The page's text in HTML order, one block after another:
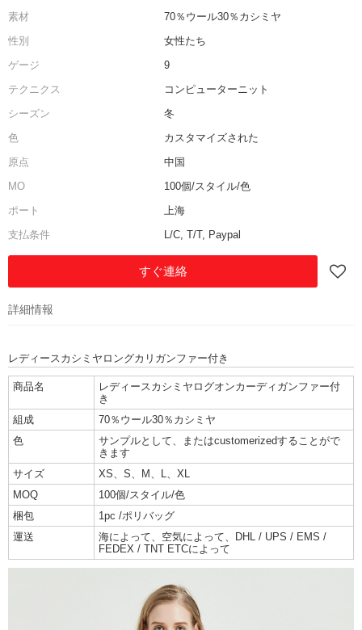
素材
70％ウール30％カシミヤ
性別
女性たち
ゲージ
9
テクニクス
コンピューターニット
シーズン
冬
色
カスタマイズされた
原点
中国
MO
100個/スタイル/色
ポート
上海
支払条件
L/C, T/T, Paypal
すぐ連絡
詳細情報
レディースカシミヤロングカリガンファー付き
商品名
レディースカシミヤログオンカーディガンファー付
き
組成
70％ウール30％カシミヤ
色
サンプルとして、またはcustomerizedすることがで
きます
サイズ
XS、S、M、L、XL
MOQ
100個/スタイル/色
梱包
1pc /ポリバッグ
運送
海によって、空気によって、DHL / UPS / EMS /
FEDEX / TNT ETCによって